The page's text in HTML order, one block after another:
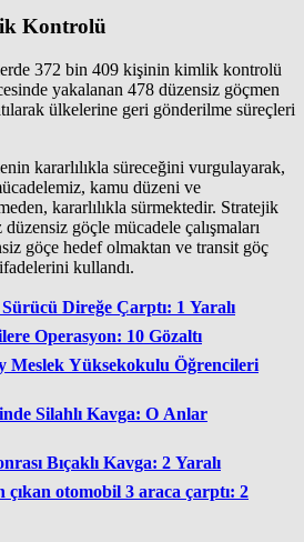
Kontrolü
372 bin 409 kişinin kimlik kontrolü
yakalanan 478 düzensiz göçmen
ülkelerine geri gönderilme süreçleri
kararlılıkla süreceğini vurgulayarak,
kamu düzeni ve
kararlılıkla sürmektedir. Stratejik
göçle mücadele çalışmaları
göçe hedef olmaktan ve transit göç
ifadelerini kullandı.
Direğe Çarptı: 1 Yaralı
Operasyon: 10 Gözaltı
Meslek Yüksekokulu Öğrencileri
Silahlı Kavga: O Anlar
Bıçaklı Kavga: 2 Yaralı
otomobil 3 araca çarptı: 2